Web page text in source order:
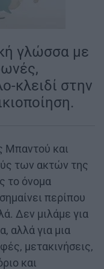
γλώσσα με
κλειδί στην
Μπαντού και
των ακτών της
το όνομα
περίπου
Δεν μιλάμε για
αλλά για μια
μετακινήσεις,
και